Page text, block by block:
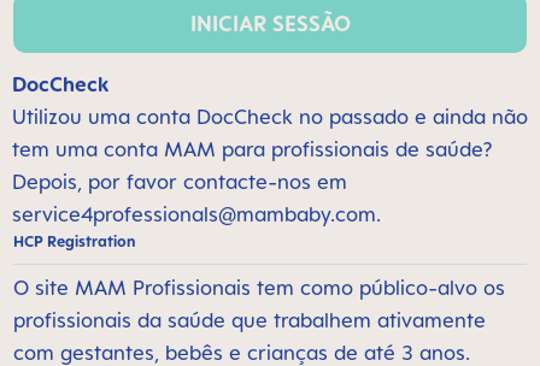
INICIAR SESSÃO
DocCheck
Utilizou uma conta DocCheck no passado e ainda não
tem uma conta MAM para profissionais de saúde?
Depois, por favor contacte-nos em
service4professionals@mambaby.com.
HCP Registration
O site MAM Profissionais tem como público-alvo os
profissionais da saúde que trabalhem ativamente
com gestantes, bebês e crianças de até 3 anos.